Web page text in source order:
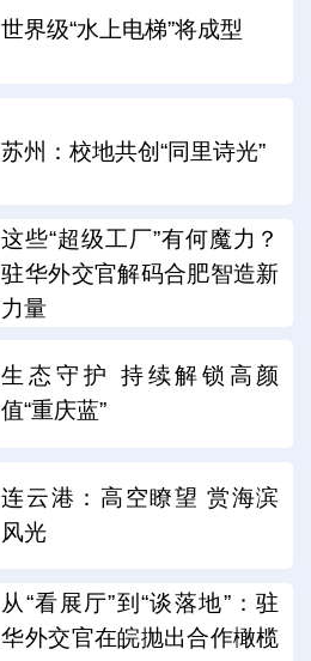
世界级“水上电梯”将成型
苏州：校地共创“同里诗光”
这些“超级工厂”有何魔力？
驻华外交官解码合肥智造新
力量
生态守护 持续解锁高颜
值“重庆蓝”
连云港：高空瞭望 赏海滨
风光
从“看展厅”到“谈落地”：驻
华外交官在皖抛出合作橄榄